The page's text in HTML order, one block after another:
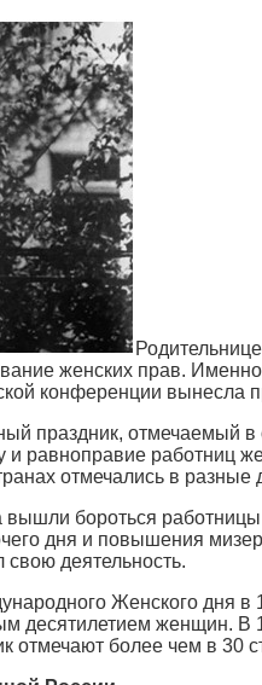
женских прав.
конференции вынесла
праздник,
и равноправие работниц
отмечались в
вышли бороться
дня и повышения
деятельность.
Женского дня в
десятилетием женщин.
отмечают более чем в 30